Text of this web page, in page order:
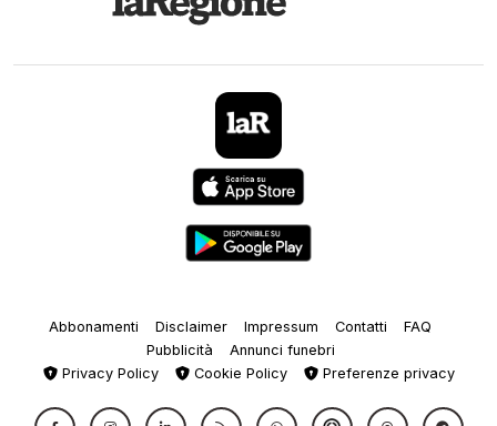
Abbonamenti Disclaimer Impressum Contatti
FAQ
Pubblicità
Annunci funebri
Privacy Policy
Cookie Policy Preferenze privacy